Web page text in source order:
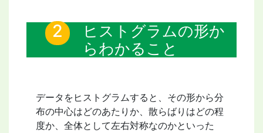
ヒストグラムの形か
らわかること
データをヒストグラムすると、その形から分
布の中心はどのあたりか、散らばりはどの程
度か、全体として左右対称なのかといった